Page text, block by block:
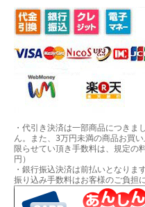
・代引き決済は一部商品につきま
ん。また、3万円未満の商品お買
限らせてい頂き手数料は、規定の
円）
・銀行振込決済は前払いとなりま
振り込み手数料はお客様のご負担